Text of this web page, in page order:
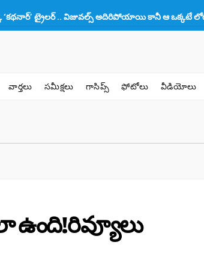
.. విజువల్స్ అదిరిపోయాయి కానీ ఆ ఒక్కటే లోటు!!
వార్తలు సమీక్షలు గాసిప్స్ ఫోటోలు వీడియోలు
ఉంది!రివ్యూలు